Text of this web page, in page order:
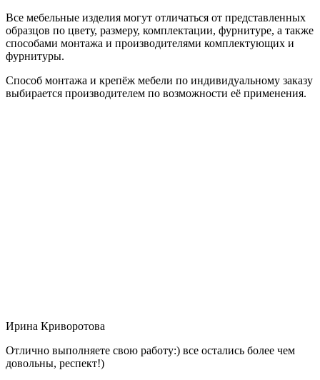
Все мебельные изделия могут отличаться от представленных
образцов по цвету, размеру, комплектации, фурнитуре, а также
способами монтажа и производителями комплектующих и
фурнитуры.
Способ монтажа и крепёж мебели по индивидуальному заказу
выбирается производителем по возможности её применения.
Ирина Криворотова
Отлично выполняете свою работу:) все остались более чем
довольны, респект!)